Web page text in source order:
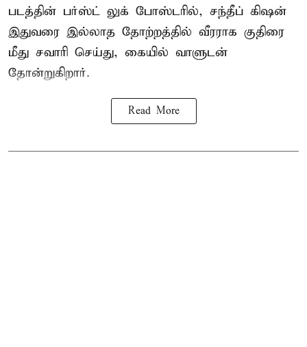
படத்தின் பர்ஸ்ட் லுக் போஸ்டரில், சந்தீப் கிஷன்
இதுவரை இல்லாத தோற்றத்தில் வீரராக குதிரை
மீது சவாரி செய்து, கையில் வாளுடன்
தோன்றுகிறார்.
Read More